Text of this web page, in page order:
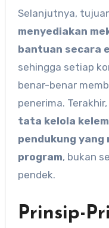
Selanjutnya,
menyediakan
bantuan secara
sehingga setiap
benar-benar
penerima.
tata kelola
pendukung
program, bukan
pendek.
Prinsip-